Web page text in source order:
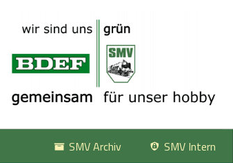
SMV Intern
SMV Archiv